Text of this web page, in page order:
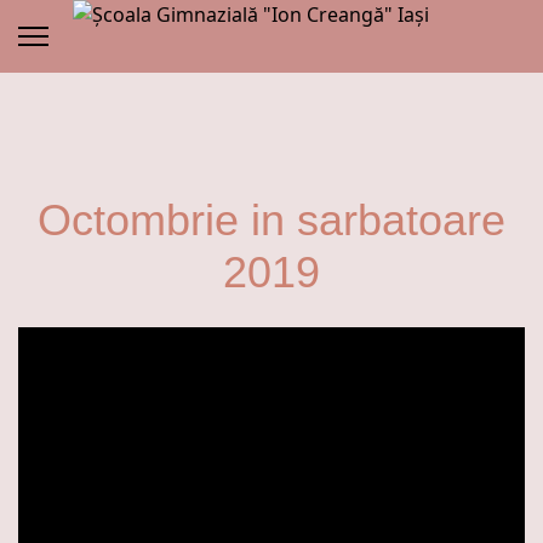
Octombrie in sarbatoare
2019